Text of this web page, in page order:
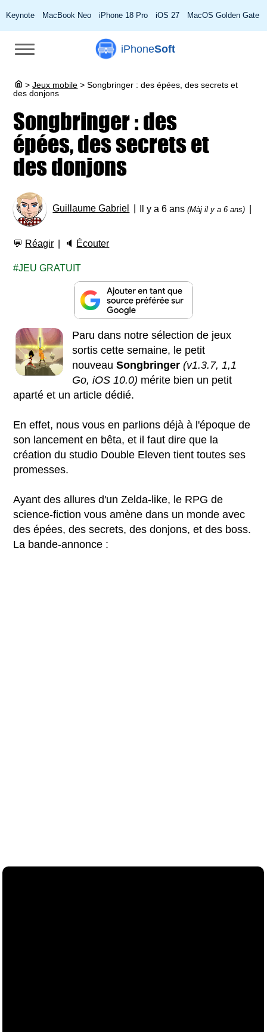
Keynote MacBook Neo iPhone 18 Pro iOS 27 MacOS Golden Gate
iPhoneSoft
> Jeux mobile > Songbringer : des épées, des secrets et
des donjons
Songbringer : des
épées, des secrets et
des donjons
Guillaume Gabriel Il y a 6 ans(Màj il y a 6 ans)
💬 Réagir 🔈 Écouter
JEU GRATUIT
Paru dans notre sélection de jeux
sortis cette semaine, le petit
nouveau Songbringer (v1.3.7, 1,1
Go, iOS 10.0) mérite bien un petit
aparté et un article dédié.
En effet, nous vous en parlions déjà à l'époque de
son lancement en bêta, et il faut dire que la
création du studio Double Eleven tient toutes ses
promesses.
Ayant des allures d'un Zelda-like, le RPG de
science-fiction vous amène dans un monde avec
des épées, des secrets, des donjons, et des boss.
La bande-annonce :